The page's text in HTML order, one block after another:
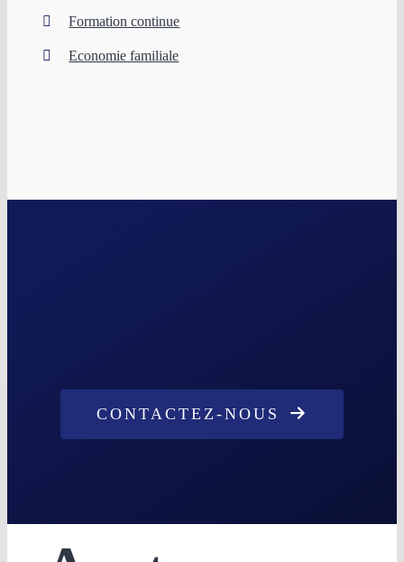
Formation continue
Economie familiale
CONTACTEZ-NOUS